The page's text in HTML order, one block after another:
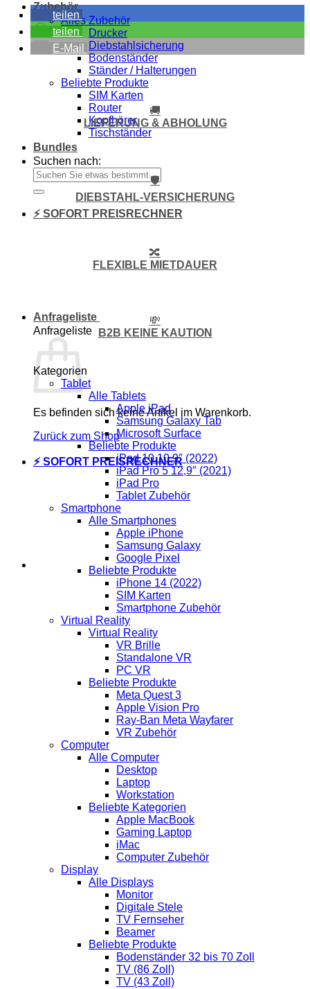
Zubehör
Alles Zubehör
Drucker
Diebstahlsicherung
Bodenständer
Ständer / Halterungen
Beliebte Produkte
SIM Karten
Router
Kopfhörer
Tischständer
Bundles
Suchen nach:
⚡ SOFORT PREISRECHNER
Anfrageliste
Anfrageliste
Es befinden sich keine Artikel im Warenkorb.
Zurück zum Shop
⚡ SOFORT PREISRECHNER
teilen
teilen
E-Mail
🚚
LIEFERUNG & ABHOLUNG
🛡️
DIEBSTAHL-VERSICHERUNG
🔀
FLEXIBLE MIETDAUER
💸
B2B KEINE KAUTION
Kategorien
Tablet
Alle Tablets
Apple iPad
Samsung Galaxy Tab
Microsoft Surface
Beliebte Produkte
iPad 10 10,9″ (2022)
iPad Pro 5 12,9″ (2021)
iPad Pro
Tablet Zubehör
Smartphone
Alle Smartphones
Apple iPhone
Samsung Galaxy
Google Pixel
Beliebte Produkte
iPhone 14 (2022)
SIM Karten
Smartphone Zubehör
Virtual Reality
Virtual Reality
VR Brille
Standalone VR
PC VR
Beliebte Produkte
Meta Quest 3
Apple Vision Pro
Ray-Ban Meta Wayfarer
VR Zubehör
Computer
Alle Computer
Desktop
Laptop
Workstation
Beliebte Kategorien
Apple MacBook
Gaming Laptop
iMac
Computer Zubehör
Display
Alle Displays
Monitor
Digitale Stele
TV Fernseher
Beamer
Beliebte Produkte
Bodenständer 32 bis 70 Zoll
TV (86 Zoll)
TV (43 Zoll)